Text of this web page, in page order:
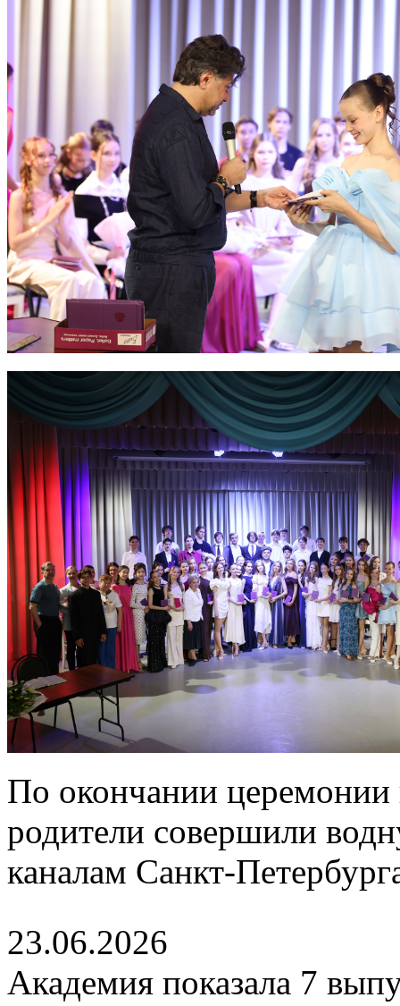
По окончании церемонии
родители совершили
каналам Санкт-
23.06.2026
Академия показала 7